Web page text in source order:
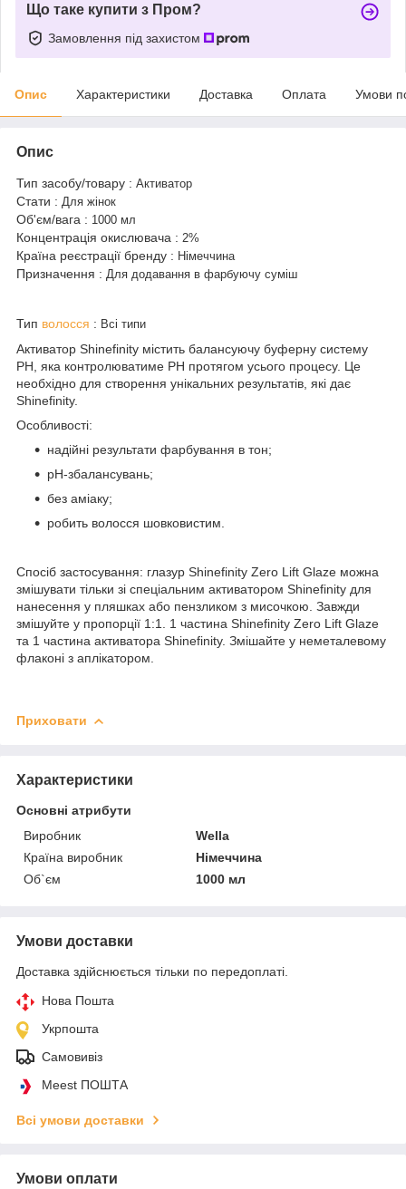
Що таке купити з Пром?
Замовлення під захистом
Опис Характеристики Доставка Оплата Умови
Опис
Тип засобу/товару : Активатор
Стати : Для жінок
Об'єм/вага : 1000 мл
Концентрація окислювача : 2%
Країна реєстрації бренду : Німеччина
Призначення : Для додавання в фарбуючу суміш
Тип волосся : Всі типи
Активатор Shinefinity містить балансуючу буферну систему
PH, яка контролюватиме PH протягом усього процесу. Це
необхідно для створення унікальних результатів, які дає
Shinefinity.
Особливості:
надійні результати фарбування в тон;
pH-збалансувань;
без аміаку;
робить волосся шовковистим.
Спосіб застосування: глазур Shinefinity Zero Lift Glaze можна
змішувати тільки зі спеціальним активатором Shinefinity для
нанесення у пляшках або пензликом з мисочкою. Завжди
змішуйте у пропорції 1:1. 1 частина Shinefinity Zero Lift Glaze
та 1 частина активатора Shinefinity. Змішайте у неметалевому
флаконі з аплікатором.
Приховати
Характеристики
Основні атрибути
Виробник
Wella
Країна виробник
Німеччина
Об`єм
1000 мл
Умови доставки
Доставка здійснюється тільки по передоплаті.
Нова Пошта
Укрпошта
Самовивіз
Meest ПОШТА
Всі умови доставки
Умови оплати